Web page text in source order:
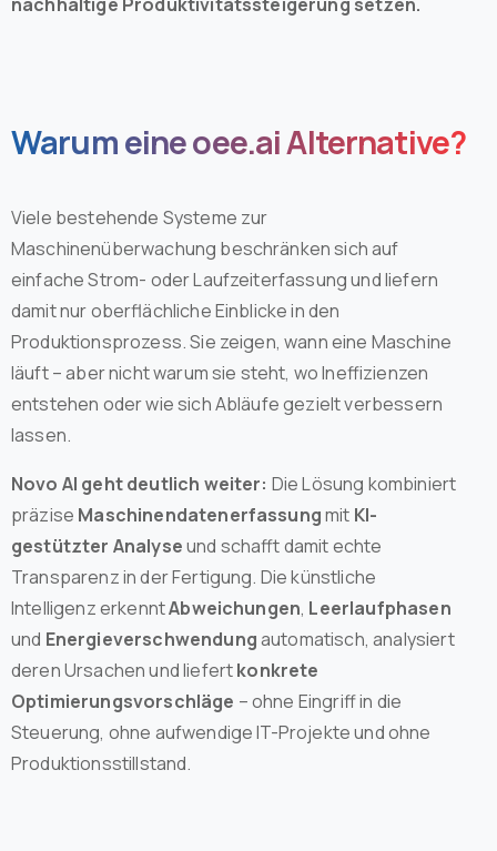
Warum eine oee.ai Alternative?
Viele bestehende Systeme zur
Maschinenüberwachung beschränken sich auf
einfache Strom- oder Laufzeiterfassung und liefern
damit nur oberflächliche Einblicke in den
Produktionsprozess. Sie zeigen, wann eine Maschine
läuft – aber nicht warum sie steht, wo Ineffizienzen
entstehen oder wie sich Abläufe gezielt verbessern
lassen.
Novo AI geht deutlich weiter: Die Lösung kombiniert
präzise Maschinendatenerfassungmit KI-
gestützter Analyseund schafft damit echte
Transparenz in der Fertigung. Die künstliche
Intelligenz erkenntAbweichungen, Leerlaufphasen
und Energieverschwendungautomatisch, analysiert
deren Ursachen und liefertkonkrete
Optimierungsvorschläge – ohne Eingriff in die
Steuerung, ohne aufwendige IT-Projekte und ohne
Produktionsstillstand.